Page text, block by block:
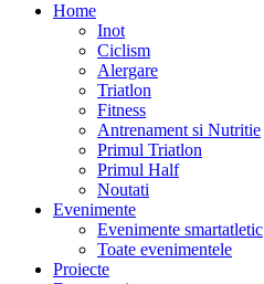
Home
Inot
Ciclism
Alergare
Triatlon
Fitness
Antrenament si Nutritie
Primul Triatlon
Primul Half
Noutati
Evenimente
Evenimente smartatletic
Toate evenimentele
Proiecte